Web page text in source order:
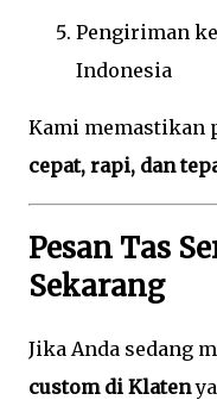
Pengiriman
Indonesia
Kami memastikan
cepat, rapi, dan
Pesan Tas
Sekarang
Jika Anda sedang
custom di Klaten